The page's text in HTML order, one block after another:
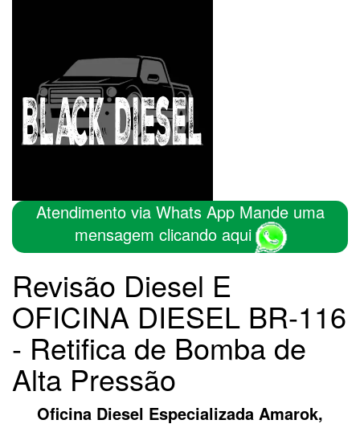
Atendimento via Whats App Mande uma
mensagem clicando aqui
Revisão Diesel E
OFICINA DIESEL BR-116
- Retifica de Bomba de
Alta Pressão
Oficina Diesel Especializada Amarok,